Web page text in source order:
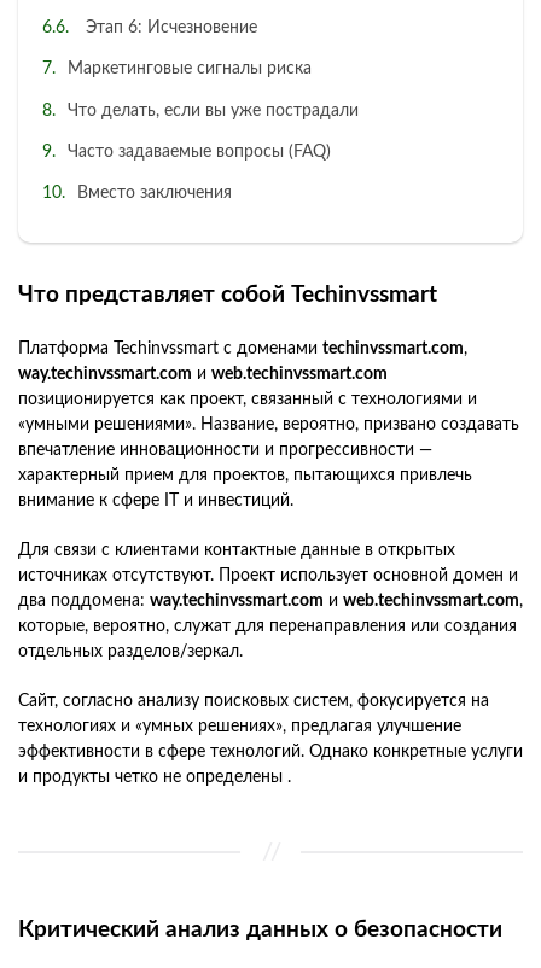
Этап 6: Исчезновение
Маркетинговые сигналы риска
Что делать, если вы уже пострадали
Часто задаваемые вопросы (FAQ)
Вместо заключения
Что представляет собой Techinvssmart
Платформа Techinvssmart с доменами techinvssmart.com,
way.techinvssmart.com и web.techinvssmart.com
позиционируется как проект, связанный с технологиями и
«умными решениями». Название, вероятно, призвано создавать
впечатление инновационности и прогрессивности —
характерный прием для проектов, пытающихся привлечь
внимание к сфере IT и инвестиций.
Для связи с клиентами контактные данные в открытых
источниках отсутствуют. Проект использует основной домен и
два поддомена: way.techinvssmart.com и web.techinvssmart.com,
которые, вероятно, служат для перенаправления или создания
отдельных разделов/зеркал.
Сайт, согласно анализу поисковых систем, фокусируется на
технологиях и «умных решениях», предлагая улучшение
эффективности в сфере технологий. Однако конкретные услуги
и продукты четко не определены .
Критический анализ данных о безопасности